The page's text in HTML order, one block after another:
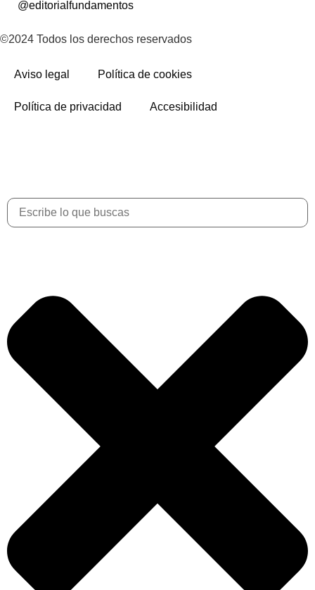
@editorialfundamentos
©2024 Todos los derechos reservados
Aviso legal Política de cookies
Política de privacidad Accesibilidad